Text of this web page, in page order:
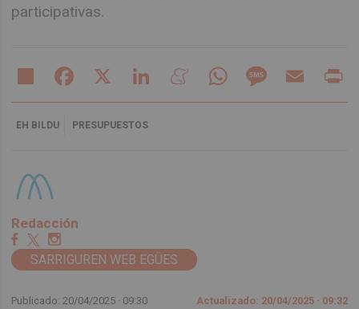
participativas.
Share Facebook LinkedIn MeneameWhatsAppMessageEmail
EH BILDU PRESUPUESTOS
Redacción
SARRIGUREN WEB EGÜES
Publicado: 20/04/2025 · 09:30 Actualizado: 20/04/2025 · 09:32